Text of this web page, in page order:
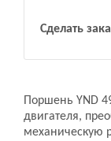
Сделать
Поршень YND
двигателя,
механическую